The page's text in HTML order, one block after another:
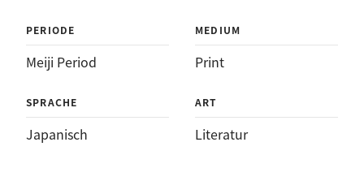
PERIODE
Meiji Period
MEDIUM
Print
SPRACHE
Japanisch
ART
Literatur